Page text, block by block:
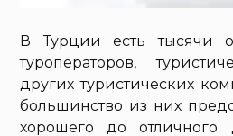
В Турции есть тысячи
туроператоров,
других туристических
большинство из них
хорошего до